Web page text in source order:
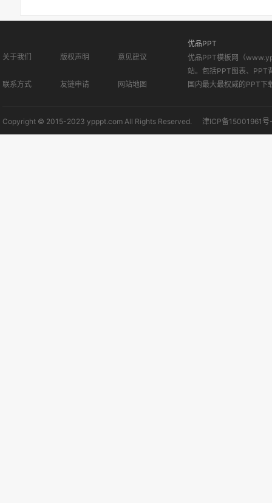
关于我们 版权声明 意见建议
联系方式 友链申请 网站地图
优品PPT
优品PPT模板网（
站。包括PPT图表、PPT
国内最大最权威的PPT下
Copyright © 2015-2023 ypppt.com All Rights Reserved. 津ICP备15001961号